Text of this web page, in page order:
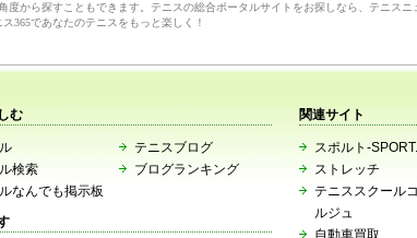
から探すこともできます。テニスの総合ポータルサイトをお探しなら、テニス
365であなたのテニスをもっと楽しく！
む
検索
なんでも掲示板
テニスブログ
ブログランキング
関連サイト
スポルト-
ストレッチ
テニススクール
ルジュ
自動車買取